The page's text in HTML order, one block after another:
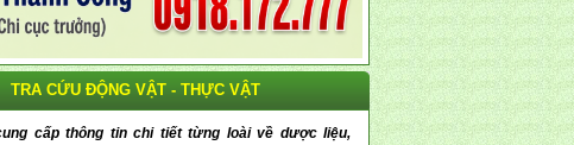
TRA CỨU ĐỘNG VẬT - THỰC VẬT
cấp thông tin chi tiết từng loài về dược liệu,